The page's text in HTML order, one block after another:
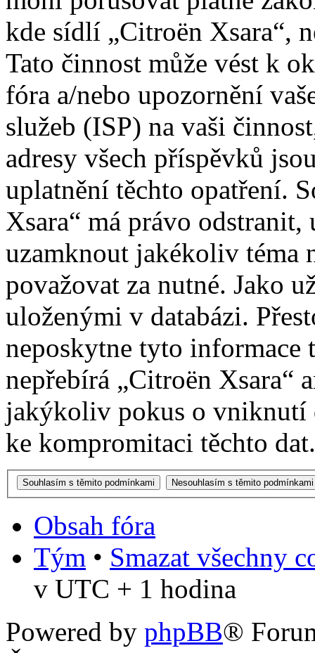
kde sídlí „Citroën Xsara“,
Tato činnost může vést k
fóra a/nebo upozornění
služeb (ISP) na vaši
adresy všech příspěvků
uplatnění těchto opatření.
Xsara“ má právo
uzamknout jakékoliv téma
považovat za nutné. Jako
uloženými v databázi.
neposkytne tyto informace
nepřebírá „Citroën Xsara“
jakýkoliv pokus o vniknutí
ke kompromitaci těchto dat.
Obsah fóra
Tým • Smazat všechny
v UTC + 1 hodina
Powered by phpBB®